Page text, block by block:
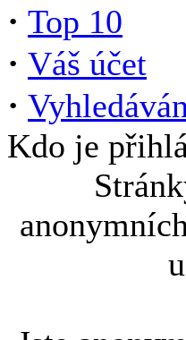
· Top 10
· Váš účet
·
Kdo je